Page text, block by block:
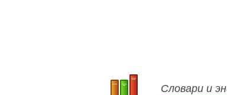
Словари и